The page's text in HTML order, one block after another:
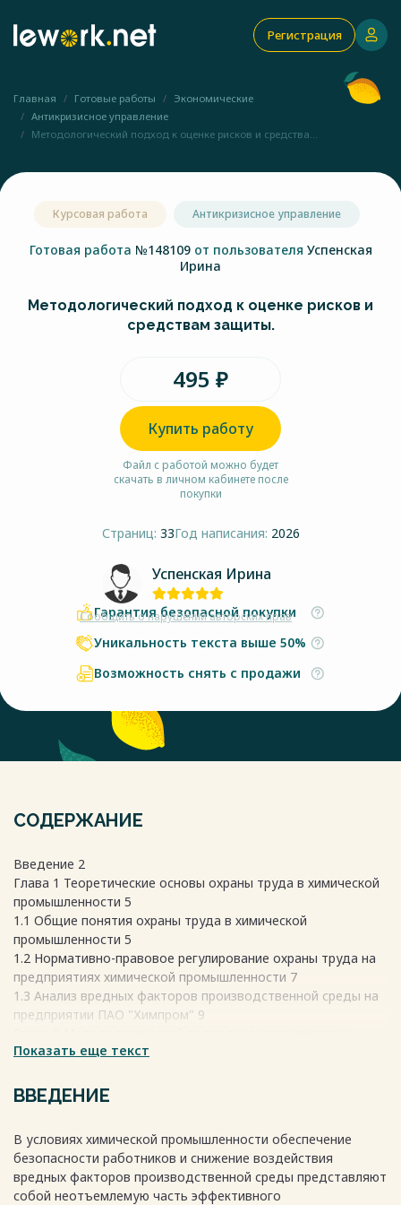
Регистрация
Главная Готовые работы
Экономические
Антикризисное управление
Методологический подход к оценке рисков и средства...
Курсовая работа Антикризисное управление
Готовая работа №148109 от пользователя Успенская
Ирина
Методологический подход к оценке рисков и
средствам защиты.
495 ₽
Купить работу
Файл с работой можно будет
скачать в личном кабинете после
покупки
Страниц: 33Год написания: 2026
Успенская Ирина
Сообщить о нарушении авторских прав
Гарантия безопасной покупки
Уникальность текста выше 50%
Возможность снять с продажи
СОДЕРЖАНИЕ
Введение 2
Глава 1 Теоретические основы охраны труда в химической
промышленности 5
1.1 Общие понятия охраны труда в химической
промышленности 5
1.2 Нормативно-правовое регулирование охраны труда на
предприятиях химической промышленности 7
1.3 Анализ вредных факторов производственной среды на
предприятии ПАО "Химпром" 9
средствам защиты 12
предприятии 12
2.2 Организационные меры защиты от вредных факторов
2.3 Технические средства защиты работников предприятия
ПАО "Химпром" 16
Глава 3 Практическая реализация мероприятий по защите
Показать еще текст
ВВЕДЕНИЕ
В условиях химической промышленности обеспечение
безопасности работников и снижение воздействия
вредных факторов производственной среды представляют
собой неотъемлемую часть эффективного